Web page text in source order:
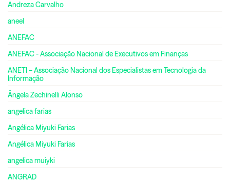
Andreza Carvalho
aneel
ANEFAC
ANEFAC - Associação Nacional de Executivos em Finanças
ANETI – Associação Nacional dos Especialistas em Tecnologia da
Informação
Ângela Zechinelli Alonso
angelica farias
Angélica Miyuki Farias
Angélica Miyuki Farias
angelica muiyki
ANGRAD